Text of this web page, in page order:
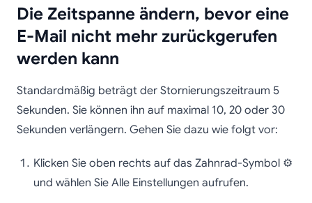
Die Zeitspanne ändern, bevor eine
E-Mail nicht mehr zurückgerufen
werden kann
Standardmäßig beträgt der Stornierungszeitraum 5
Sekunden. Sie können ihn auf maximal 10, 20 oder 30
Sekunden verlängern. Gehen Sie dazu wie folgt vor:
Klicken Sie oben rechts auf das Zahnrad-Symbol ⚙️
und wählen Sie Alle Einstellungen aufrufen.